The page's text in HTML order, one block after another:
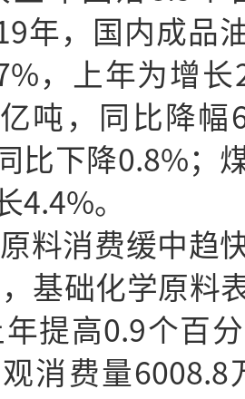
年，国内成品
，上年为增
吨，同比降幅
比下降0.8%；
4.4%。
料消费缓中趋
基础化学原料
提高0.9个百
消费量